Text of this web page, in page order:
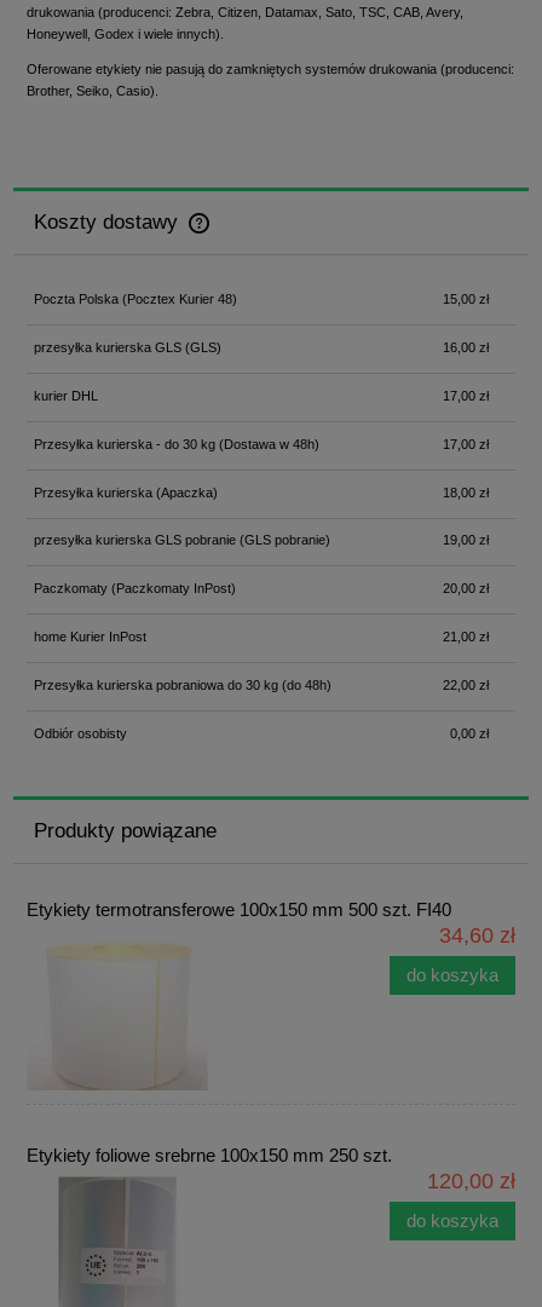
drukowania (producenci: Zebra, Citizen, Datamax, Sato, TSC, CAB, Avery,
Honeywell, Godex i wiele innych).
Oferowane etykiety nie pasują do zamkniętych systemów drukowania (producenci:
Brother, Seiko, Casio).
Koszty dostawy
Cena nie zawiera ewentualnych kosztów płatności
Poczta Polska(Pocztex Kurier 48) 15,00 zł
przesyłka kurierska GLS(GLS) 16,00 zł
kurier DHL 17,00 zł
Przesyłka kurierska - do 30 kg(Dostawa w 48h) 17,00 zł
Przesyłka kurierska (Apaczka) 18,00 zł
przesyłka kurierska GLS pobranie(GLS pobranie) 19,00 zł
Paczkomaty(Paczkomaty InPost) 20,00 zł
home Kurier InPost 21,00 zł
Przesyłka kurierska pobraniowa do 30 kg(do 48h) 22,00 zł
Odbiór osobisty 0,00 zł
Produkty powiązane
Etykiety termotransferowe 100x150 mm 500 szt. FI40
34,60 zł
do koszyka
Etykiety foliowe srebrne 100x150 mm 250 szt.
120,00 zł
do koszyka